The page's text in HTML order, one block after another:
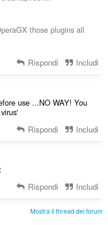
those plugins all
Rispondi Includi
use ...NO WAY! You
Rispondi Includi
Rispondi Includi
Mostra il thread dei forum